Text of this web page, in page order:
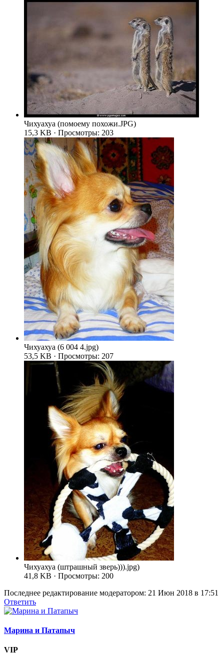
Чихуахуа (помоему похожи.JPG)
15,3 KB · Просмотры: 203
Чихуахуа (6 004 4.jpg)
53,5 KB · Просмотры: 207
Чихуахуа (штрашный зверь))).jpg)
41,8 KB · Просмотры: 200
Последнее редактирование модератором: 21 Июн 2018 в 17:51
Ответить
Марина и Патапыч
VIP